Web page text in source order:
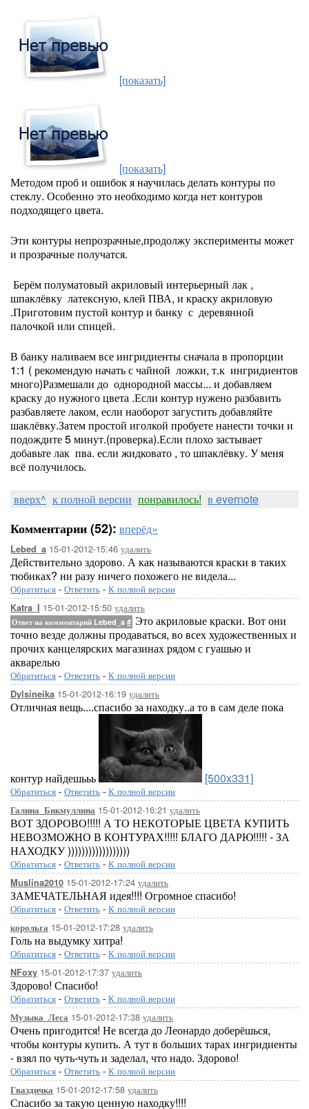
[показать]
[показать]
Методом проб и ошибок я научилась делать контуры по
стеклу. Особенно это необходимо когда нет контуров
подходящего цвета.
Эти контуры непрозрачные,продолжу эксперименты может
и прозрачные получатся.
Берём полуматовый акриловый интерьерный лак ,
шпаклёвку латексную, клей ПВА, и краску акриловую
.Приготовим пустой контур и банку с деревянной
палочкой или спицей.
В банку наливаем все ингридиенты сначала в пропорции
1:1 ( рекомендую начать с чайной ложки, т.к ингридиентов
много)Размешали до однородной массы... и добавляем
краску до нужного цвета .Если контур нужено разбавить
разбавляете лаком, если наоборот загустить добавляйте
шаклёвку.Затем простой иголкой пробуете нанести точки и
подождите 5 минут.(проверка).Если плохо застывает
добавьте лак пва. если жидковато , то шпаклёвку. У меня
всё получилось.
вверх^ к полной версии понравилось! в evernote
Комментарии (52): вперёд»
Lebed_a 15-01-2012-15:46 удалить
Действительно здорово. А как называются краски в таких
тюбиках? ни разу ничего похожего не видела...
Обратиться - Ответить - К полной версии
Katra_I 15-01-2012-15:50 удалить
Ответ на комментарий Lebed_a # Это акриловые краски. Вот они
точно везде должны продаваться, во всех художественных и
прочих канцелярских магазинах рядом с гуашью и
акварелью
Обратиться - Ответить - К полной версии
Dylsineika 15-01-2012-16:19 удалить
Отличная вещь....спасибо за находку..а то в сам деле пока
контур найдешььь [500x331]
Обратиться - Ответить - К полной версии
Галина_Бикмуллина 15-01-2012-16:21 удалить
ВОТ ЗДОРОВО!!!!! А ТО НЕКОТОРЫЕ ЦВЕТА КУПИТЬ
НЕВОЗМОЖНО В КОНТУРАХ!!!!! БЛАГО ДАРЮ!!!!! - ЗА
НАХОДКУ ))))))))))))))))))
Обратиться - Ответить - К полной версии
Muslina2010 15-01-2012-17:24 удалить
ЗАМЕЧАТЕЛЬНАЯ идея!!!! Огромное спасибо!
Обратиться - Ответить - К полной версии
корольга 15-01-2012-17:28 удалить
Голь на выдумку хитра!
Обратиться - Ответить - К полной версии
NFoxy 15-01-2012-17:37 удалить
Здорово! Спасибо!
Обратиться - Ответить - К полной версии
Музыка_Леса 15-01-2012-17:38 удалить
Очень пригодится! Не всегда до Леонардо доберёшься,
чтобы контуры купить. А тут в больших тарах ингридиенты
- взял по чуть-чуть и заделал, что надо. Здорово!
Обратиться - Ответить - К полной версии
Гваздичка 15-01-2012-17:58 удалить
Спасибо за такую ценную находку!!!!